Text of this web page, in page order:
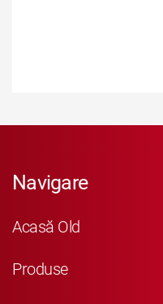
Navigare
Acasă Old
Produse